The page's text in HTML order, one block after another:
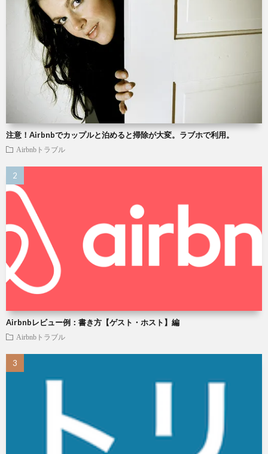
注意！Airbnbでカップルと泊めると掃除が大変。ラブホで利用。
Airbnbトラブル
Airbnbレビュー例：書き方【ゲスト・ホスト】編
Airbnbトラブル